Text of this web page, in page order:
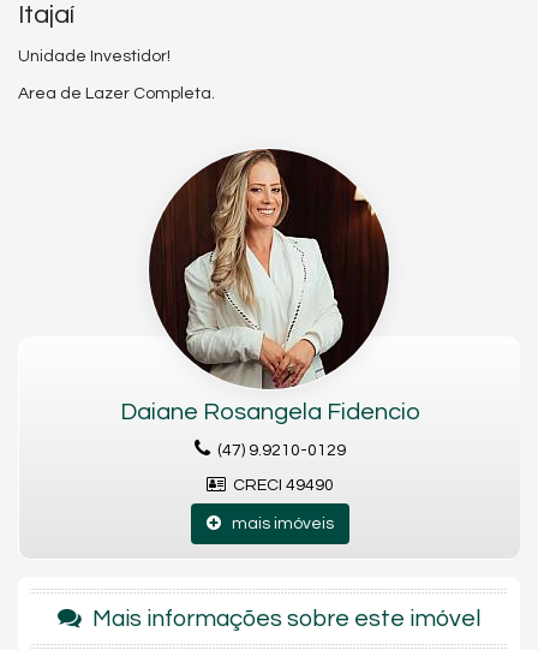
Itajaí
Unidade Investidor!
Area de Lazer Completa.
Daiane Rosangela Fidencio
(47) 9.9210-0129
CRECI 49490
mais imóveis
Mais informações sobre este imóvel